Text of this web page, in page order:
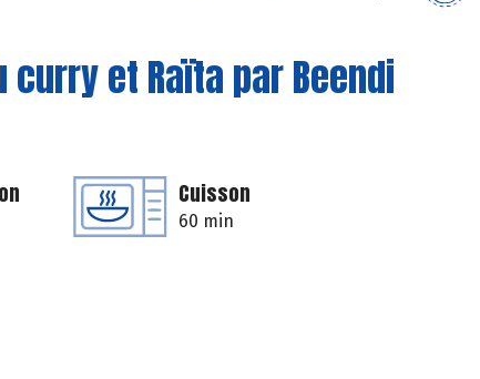
et Raïta par Beendi
Cuisson
60 min